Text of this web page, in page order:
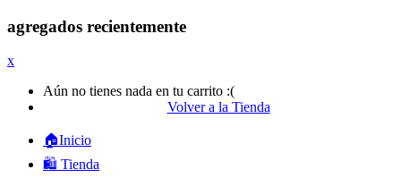
agregados recientemente
x
Aún no tienes nada en tu carrito :(
Volver a la Tienda
🏠Inicio
🛍️ Tienda